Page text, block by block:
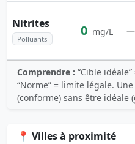
Nitrites
Polluants
0 mg/L —
Comprendre : “Cible
“Norme” = limite légale.
(conforme) sans être idéale
📍 Villes à proximité